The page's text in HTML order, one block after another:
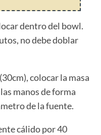
dentro del bowl.
no debe doblar
colocar la masa
manos de forma
de la fuente.
cálido por 40